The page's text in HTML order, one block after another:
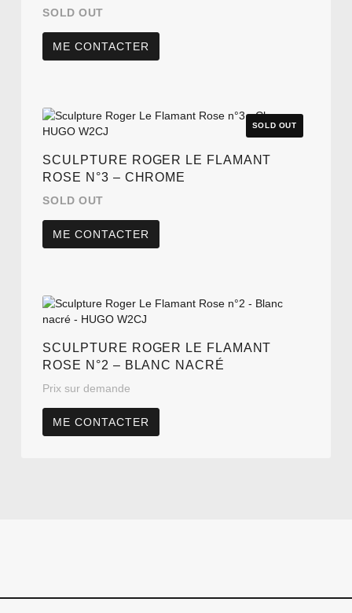
SOLD OUT
ME CONTACTER
SCULPTURE ROGER LE FLAMANT
ROSE N°3 – CHROME
SOLD OUT
ME CONTACTER
SCULPTURE ROGER LE FLAMANT
ROSE N°2 – BLANC NACRÉ
Prix sur demande
ME CONTACTER